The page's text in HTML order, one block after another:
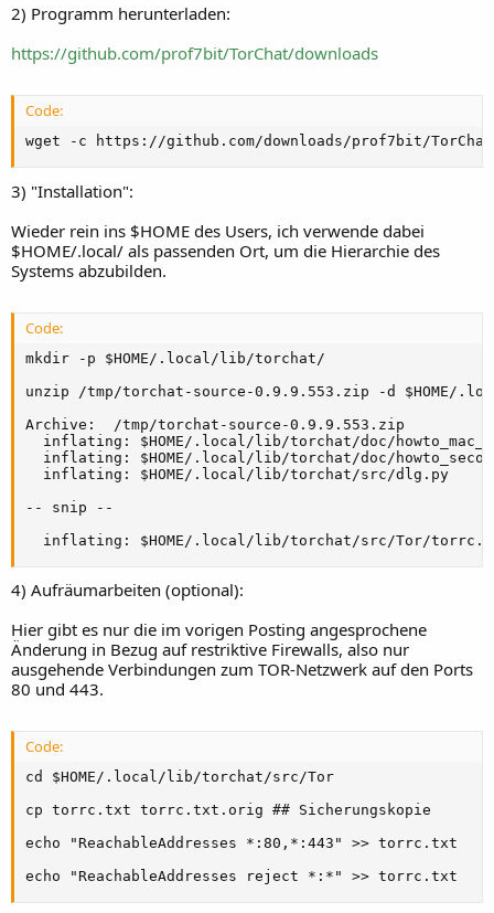
2) Programm herunterladen:
https://github.com/prof7bit/TorChat/downloads
Code:
wget -c https://github.com/downloads/prof7bit/
3) "Installation":
Wieder rein ins $HOME des Users, ich verwende dabei
$HOME/.local/ als passenden Ort, um die Hierarchie des
Systems abzubilden.
Code:
mkdir -p $HOME/.local/lib/torchat/
unzip /tmp/torchat-source-0.9.9.553.zip -d $HOME/
Archive:  /tmp/torchat-source-0.9.9.553.zip
inflating: $HOME/.local/lib/torchat/doc/
inflating: $HOME/.local/lib/torchat/doc/
  inflating: $HOME/.local/lib/torchat/src/dlg.py
-- snip --
inflating: $HOME/.local/lib/torchat/src/Tor/
4) Aufräumarbeiten (optional):
Hier gibt es nur die im vorigen Posting angesprochene
Änderung in Bezug auf restriktive Firewalls, also nur
ausgehende Verbindungen zum TOR-Netzwerk auf den Ports
80 und 443.
Code:
cd $HOME/.local/lib/torchat/src/Tor
cp torrc.txt torrc.txt.orig ## Sicherungskopie
echo "ReachableAddresses *:80,*:443" >> torrc.txt
echo "ReachableAddresses reject *:*" >> torrc.txt